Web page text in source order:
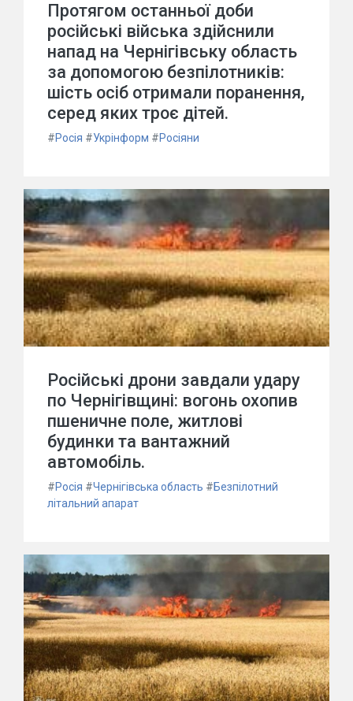
Протягом останньої доби
російські війська здійснили
напад на Чернігівську область
за допомогою безпілотників:
шість осіб отримали поранення,
серед яких троє дітей.
#Росія #Укрінформ #Росіяни
Російські дрони завдали удару
по Чернігівщині: вогонь охопив
пшеничне поле, житлові
будинки та вантажний
автомобіль.
#Росія #Чернігівська область #Безпілотний
літальний апарат